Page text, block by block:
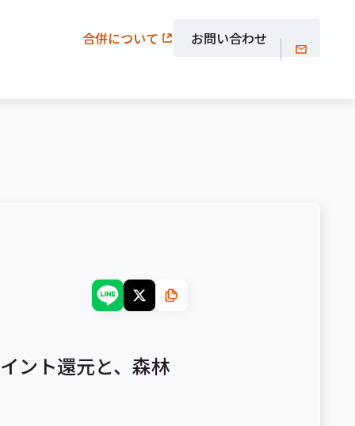
合併について お問い合わせ
ント還元と、森林